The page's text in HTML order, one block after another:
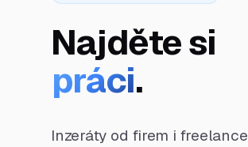
Najděte si
práci.
Inzeráty od firem i freelance